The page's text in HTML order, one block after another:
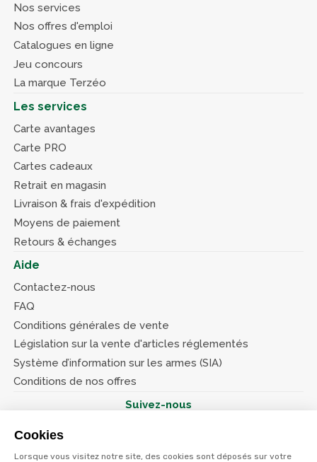
Cookies
Lorsque vous visitez notre site, des cookies sont déposés sur votre
Nos services
Nos offres d'emploi
Catalogues en ligne
Jeu concours
La marque Terzéo
Les services
Carte avantages
Carte PRO
Cartes cadeaux
Retrait en magasin
Livraison & frais d'expédition
Moyens de paiement
Retours & échanges
Aide
Contactez-nous
FAQ
Conditions générales de vente
Législation sur la vente d'articles réglementés
Système d’information sur les armes (SIA)
Conditions de nos offres
Suivez-nous